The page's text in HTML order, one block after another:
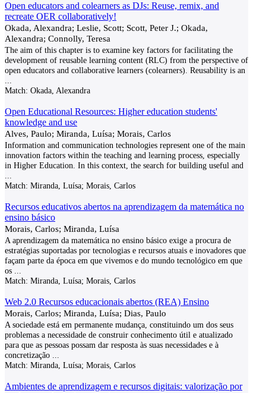
Open educators and colearners as DJs: Reuse, remix, and
recreate OER collaboratively!
Okada, Alexandra; Leslie, Scott; Scott, Peter J.; Okada,
Alexandra; Connolly, Teresa
The aim of this chapter is to examine key factors for facilitating the
development of reusable learning content (RLC) from the perspective of
open educators and collaborative learners (colearners). Reusability is an
Match: Okada, Alexandra
Open Educational Resources: Higher education students'
knowledge and use
Alves, Paulo; Miranda, Luísa; Morais, Carlos
Information and communication technologies represent one of the main
innovation factors within the teaching and learning process, especially
in Higher Education. In this context, the search for building useful and
Match: Miranda, Luísa; Morais, Carlos
Recursos educativos abertos na aprendizagem da matemática no
ensino básico
Morais, Carlos; Miranda, Luísa
A aprendizagem da matemática no ensino básico exige a procura de
estratégias suportadas por tecnologias e recursos atuais e inovadores que
façam parte da época em que vivemos e do mundo tecnológico em que
os
Match: Miranda, Luísa; Morais, Carlos
Web 2.0 Recursos educacionais abertos (REA) Ensino
Morais, Carlos; Miranda, Luísa; Dias, Paulo
A sociedade está em permanente mudança, constituindo um dos seus
problemas a necessidade de construir conhecimento útil e atualizado
para que as pessoas possam dar resposta às suas necessidades e à
concretização
Match: Miranda, Luísa; Morais, Carlos
Ambientes de aprendizagem e recursos digitais: valorização por